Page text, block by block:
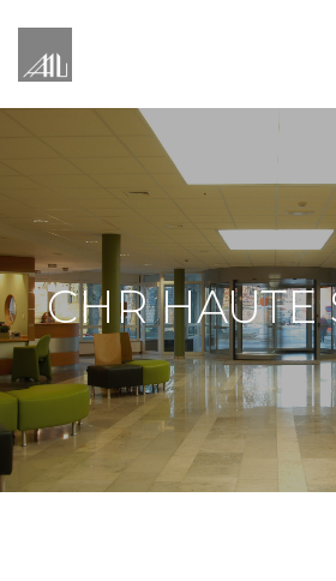
CHR HAUTE